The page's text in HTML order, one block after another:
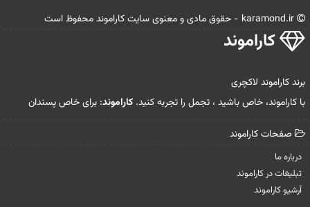
كاراموند
برند کاراموند لاکچری
با کاراموند، خاص باشید ، تجمل را تجربه کنید. کاراموند: برای خاص پسندان
صفحات كاراموند
درباره ما
تبلیغات در كاراموند
آرشیو كاراموند